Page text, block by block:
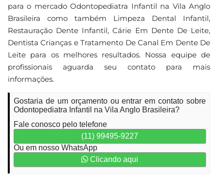
para o mercado Odontopediatra Infantil na Vila Anglo
Brasileira como também Limpeza Dental Infantil,
Restauração Dente Infantil, Cárie Em Dente De Leite,
Dentista Crianças e Tratamento De Canal Em Dente De
Leite para os melhores resultados. Nossa equipe de
profissionais aguarda seu contato para mais
informações.
Gostaria de um orçamento ou entrar em contato sobre
Odontopediatra Infantil na Vila Anglo Brasileira?
Fale conosco pelo telefone
(11) 99495-9227
Ou em nosso WhatsApp
Clicando aqui